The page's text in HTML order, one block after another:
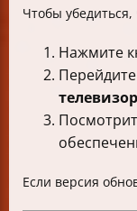
Чтобы
Нажмите
Если версия